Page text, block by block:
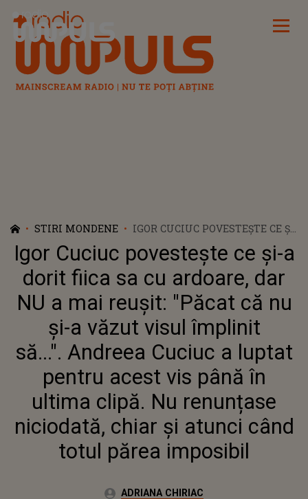
Radio Impuls
STIRI MONDENE
IGOR CUCIUC POVESTEȘTE CE ȘI-
A DORIT FIICA SA CU ARDOARE,
DAR NU A MAI REUȘIT: "PĂCAT
CĂ NU ȘI-A VĂZUT VISUL
ÎMPLINIT SĂ...". ANDREEA
CUCIUC A LUPTAT PENTRU
ACEST VIS PÂNĂ ÎN ULTIMA
CLIPĂ. NU RENUNȚASE
NICIODATĂ, CHIAR ȘI ATUNCI
CÂND TOTUL PĂREA IMPOSIBIL
Igor Cuciuc povestește ce și-a
dorit fiica sa cu ardoare, dar
NU a mai reușit: "Păcat că nu
și-a văzut visul împlinit
să...". Andreea Cuciuc a luptat
pentru acest vis până în
ultima clipă. Nu renunțase
niciodată, chiar și atunci când
totul părea imposibil
Autor:ADRIANA CHIRIAC